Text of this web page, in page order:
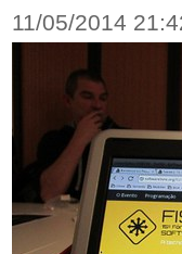
11/05/2014